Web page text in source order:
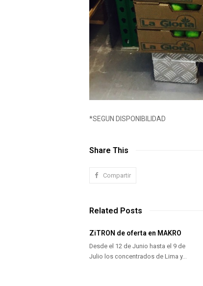
*SEGUN DISPONIBILIDAD
Share This
Compartir
Related Posts
ZiTRON de oferta en MAKRO
Desde el 12 de Junio hasta el 9 de
Julio los concentrados de Lima y…